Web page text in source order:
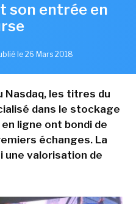
son entrée en
le 26 Mars 2018
Nasdaq, les titres du
dans le stockage
ligne ont bondi de
échanges. La
valorisation de